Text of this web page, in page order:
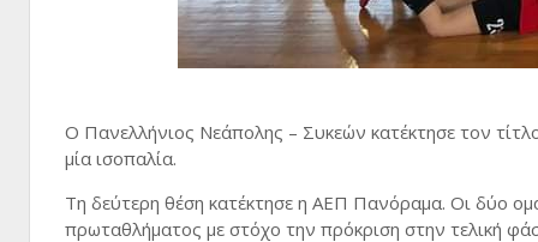
Ο Πανελλήνιος Νεάπολης – Συκεών κατέκτησε τον
μία ισοπαλία.
Τη δεύτερη θέση κατέκτησε η ΑΕΠ Πανόραμα. Οι δύο
πρωταθλήματος με στόχο την πρόκριση στην τελική